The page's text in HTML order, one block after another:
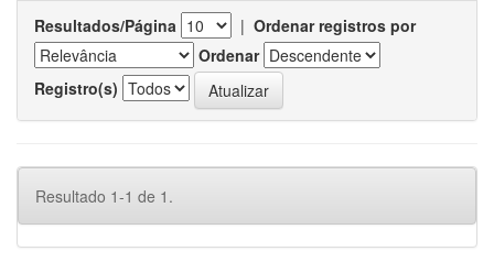
Resultados/Página | Ordenar registros por
Ordenar
Registro(s)
Resultado 1-1 de 1.